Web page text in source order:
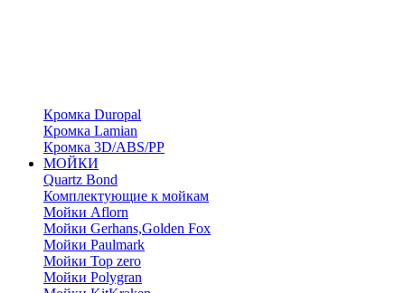
Кромка Duropal
Кромка Lamian
Кромка 3D/ABS/PP
МОЙКИ
Quartz Bond
Комплектующие к мойкам
Мойки Aflorn
Мойки Gerhans,Golden Fox
Мойки Paulmark
Мойки Top zero
Мойки Polygran